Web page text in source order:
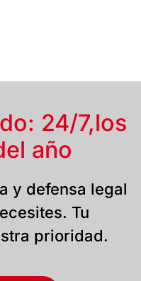
24/7,los
año
y defensa legal
Tu
prioridad.